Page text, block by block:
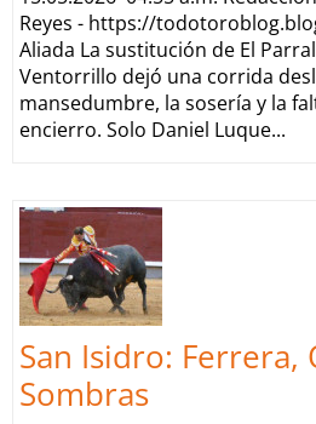
Reyes - https://
Aliada La sustitución de El
Ventorrillo dejó una corrida
mansedumbre, la sosería y la
encierro. Solo Daniel Luque...
San Isidro: Ferrera,
Sombras